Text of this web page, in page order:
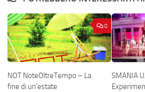
0
NOT NoteOltreTempo – La
fine di un’estate
SMANIA